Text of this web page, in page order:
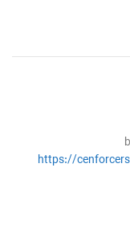
https://